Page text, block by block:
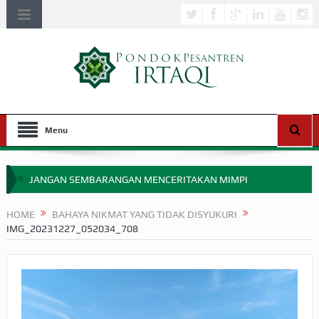
Menu
JANGAN SEMBARANGAN MENCERITAKAN MIMPI
MIMPI YANG DIABAIKAN MENJELANG PERANG BADAR
SEBELUM TIBA SAAT WAJIB?
HAKIKAT NIKMAT DI DUNIA!
HOME
BAHAYA NIKMAT YANG TIDAK DISYUKURI
IMG_20231227_052034_708